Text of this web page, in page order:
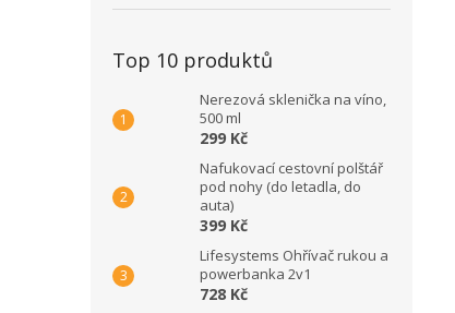
Top 10 produktů
Nerezová sklenička na víno,
500 ml
299 Kč
Nafukovací cestovní polštář
pod nohy (do letadla, do
auta)
399 Kč
Lifesystems Ohřívač rukou a
powerbanka 2v1
728 Kč